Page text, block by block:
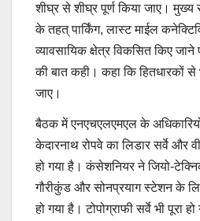
शीघ्र से शीघ्र पूर्ण किया जाए।
के तहत् पार्किंग, लास्ट माईल
व्यावसायिक क्षेत्र विकसित किए जाने
की बात कही। कहा कि हितधारकों से
जाए।
बैठक में एनएचएलएमएल के
केदारनाथ रोपवे का लिडार सर्वे और
हो गया है। कंसेशनियर ने जियो-
गौरीकुंड और सोनप्रयाग स्टेशन के
हो गया है। टोपोग्राफी सर्वे भी पूरा